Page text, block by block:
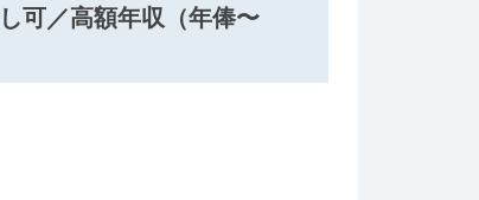
可／高額年収（年俸〜